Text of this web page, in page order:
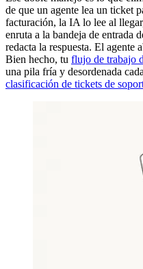
de que un agente lea un ticket
facturación, la IA lo lee al
enruta a la bandeja de entrada
redacta la respuesta. El agente
Bien hecho, tu flujo de trabajo
una pila fría y desordenada
clasificación de tickets de